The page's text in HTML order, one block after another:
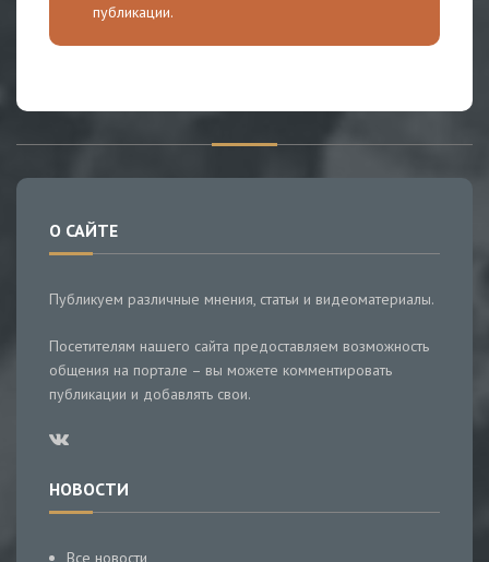
публикации.
О САЙТЕ
Публикуем различные мнения, статьи и видеоматериалы.
Посетителям нашего сайта предоставляем возможность
общения на портале – вы можете комментировать
публикации и добавлять свои.
НОВОСТИ
Все новости